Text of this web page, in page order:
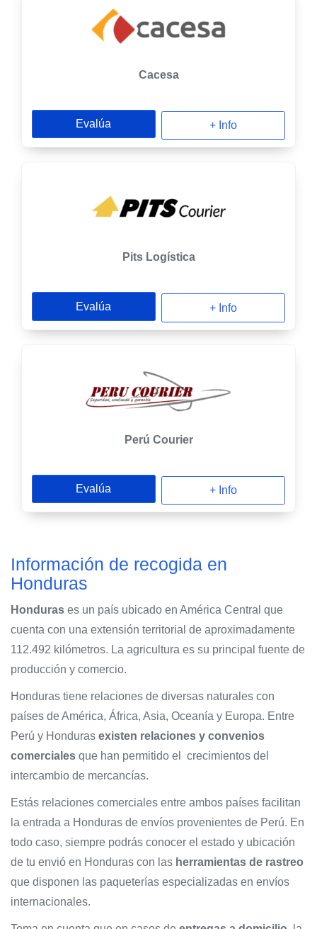
Cacesa
Evalúa + Info
Pits Logística
Evalúa + Info
Perú Courier
Evalúa + Info
Información de recogida en
Honduras
Honduras es un país ubicado en América Central que
cuenta con una extensión territorial de aproximadamente
112.492 kilómetros. La agricultura es su principal fuente de
producción y comercio.
Honduras tiene relaciones de diversas naturales con
países de América, África, Asia, Oceanía y Europa. Entre
Perú y Honduras existen relaciones y convenios
comerciales que han permitido el crecimientos del
intercambio de mercancías.
Estás relaciones comerciales entre ambos países facilitan
la entrada a Honduras de envíos provenientes de Perú. En
todo caso, siempre podrás conocer el estado y ubicación
de tu envió en Honduras con las herramientas de rastreo
que disponen las paqueterías especializadas en envíos
internacionales.